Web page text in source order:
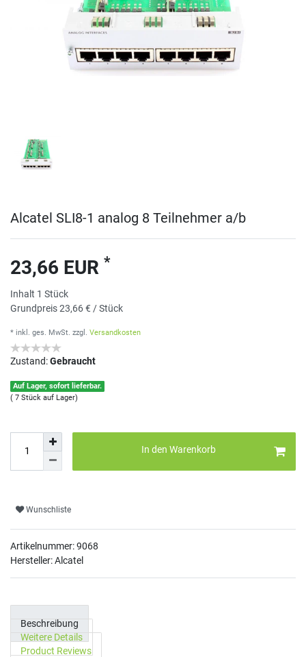
Alcatel SLI8-1 analog 8 Teilnehmer a/b
23,66 EUR *
Inhalt 1 Stück
Grundpreis23,66 € / Stück
* inkl. ges. MwSt. zzgl. Versandkosten
Zustand:Gebraucht
Auf Lager, sofort lieferbar.
( 7 Stück auf Lager)
In den Warenkorb
Wunschliste
Artikelnummer:9068
Hersteller: Alcatel
Beschreibung
Weitere Details
Product Reviews